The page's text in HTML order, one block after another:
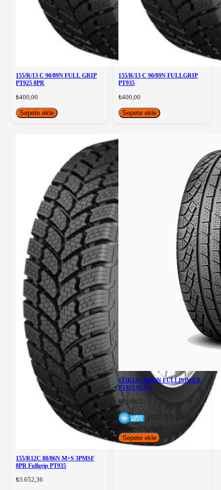
155/R/13 C 90/89N FULL GRIP
PT925 8PR
₺400,00
Sepete ekle
155/R/13 C 90/89N FULLGRIP
PT935
₺400,00
Sepete ekle
155/R12C 88/86N M+S 3PMSF
8PR Fullgrip PT935
₺3.652,36
155R12C 88/86N FULLPOWER
PT825 PLUS
₺2.648,25
1000 TL üzeri
ücretsiz kargo
Sepete ekle